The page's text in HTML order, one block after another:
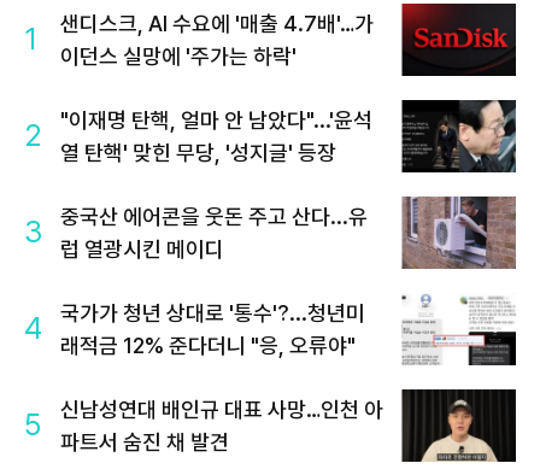
1
샌디스크, AI 수요에 '매출 4.7배'…가
이던스 실망에 '주가는 하락'
2
"이재명 탄핵, 얼마 안 남았다"...'윤석
열 탄핵' 맞힌 무당, '성지글' 등장
3
중국산 에어콘을 웃돈 주고 산다...유
럽 열광시킨 메이디
4
국가가 청년 상대로 '통수'?...청년미
래적금 12% 준다더니 "응, 오류야"
5
신남성연대 배인규 대표 사망…인천 아
파트서 숨진 채 발견